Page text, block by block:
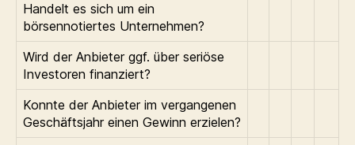
Handelt es sich um ein
börsennotiertes Unternehmen?
Wird der Anbieter ggf. über seriöse
Investoren finanziert?
Konnte der Anbieter im vergangenen
Geschäftsjahr einen Gewinn erzielen?